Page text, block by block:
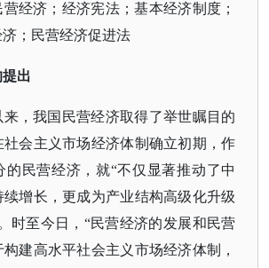
营经济；经济宪法；基本经济制度；
；民营经济促进法
出
，我国民营经济取得了举世瞩目的
社会主义市场经济体制确立初期，作
的民营经济，就“不仅显著推动了中
续增长，更成为产业结构高级化升级
时至今日，“民营经济的发展和民营
建高水平社会主义市场经济体制，